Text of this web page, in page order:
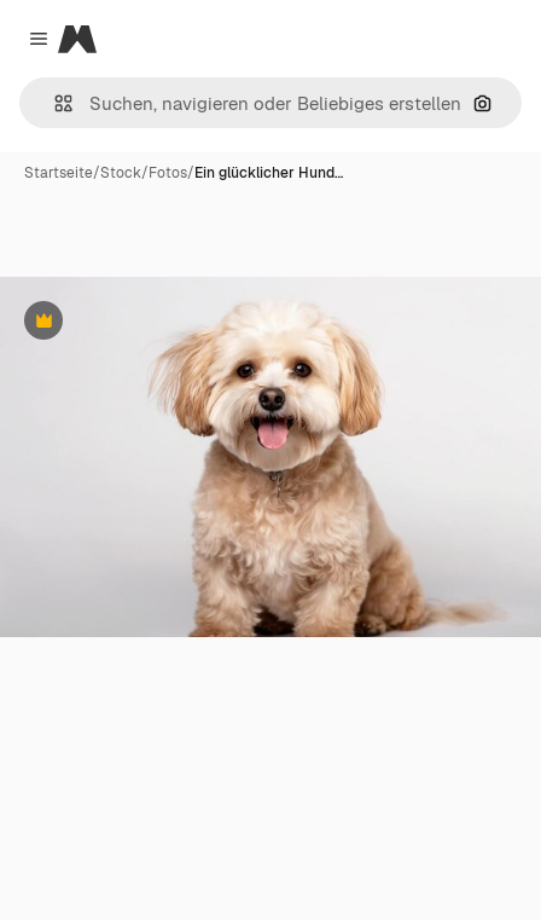
Close menu
Magnific
Nach
Startseite/Stock/Fotos/Ein glücklicher Hund…
Premium